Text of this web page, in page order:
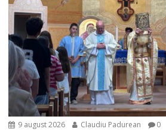
9 august 2026 Claudiu Padurean 0